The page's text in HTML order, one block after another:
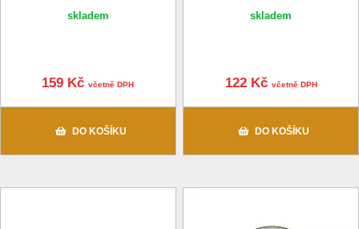
skladem
159 Kčvčetně DPH
DO KOŠÍKU
skladem
122 Kč včetně DPH
DO KOŠÍKU